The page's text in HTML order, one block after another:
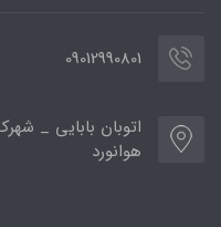
09012990801
هوانورد